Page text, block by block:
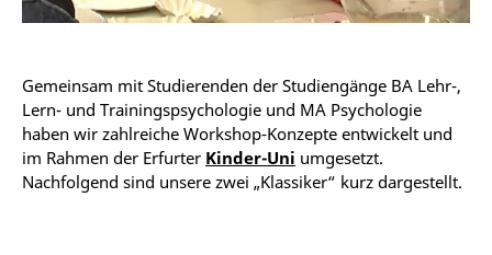
Gemeinsam mit Studierenden der Studiengänge BA Lehr-,
Lern- und Trainingspsychologie und MA Psychologie
haben wir zahlreiche Workshop-Konzepte entwickelt und
im Rahmen der Erfurter Kinder-Uni umgesetzt.
Nachfolgend sind unsere zwei „Klassiker“ kurz dargestellt.